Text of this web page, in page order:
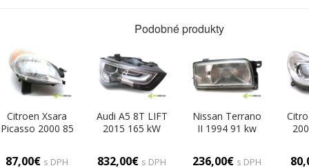
Podobné produkty
Citroen Xsara
Picasso 2000 85
87,00€ s DPH
Audi A5 8T LIFT
2015 165 kW
832,00€ s DPH
Nissan Terrano
II 1994 91 kw
236,00€ s DPH